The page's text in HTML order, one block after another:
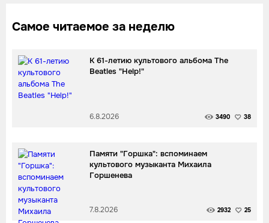
Самое читаемое за неделю
К 61-летию культового альбома The
Beatles "Help!"
6.8.2026 3490 38
Памяти "Горшка": вспоминаем
культового музыканта Михаила
Горшенева
7.8.2026 2932 25